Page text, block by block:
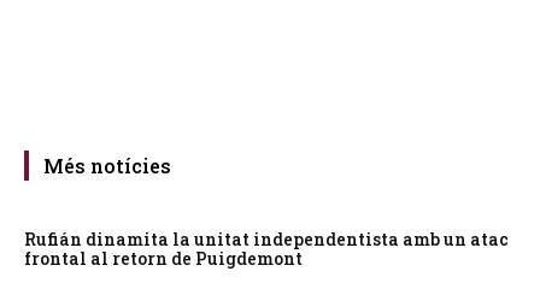
Més notícies
Rufián dinamita la unitat independentista amb un atac
frontal al retorn de Puigdemont